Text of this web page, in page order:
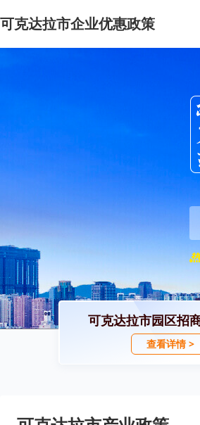
可克达拉市企业优惠政策
可克达拉市园区招
查看详情 >